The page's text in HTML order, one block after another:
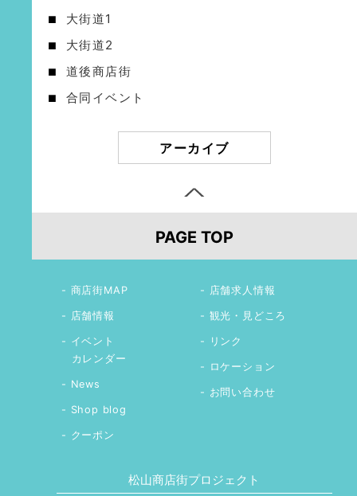
大街道1
大街道2
道後商店街
合同イベント
アーカイブ
PAGE TOP
商店街MAP
店舗情報
イベント
カレンダー
News
Shop blog
クーポン
店舗求人情報
観光・見どころ
リンク
ロケーション
お問い合わせ
松山商店街プロジェクト